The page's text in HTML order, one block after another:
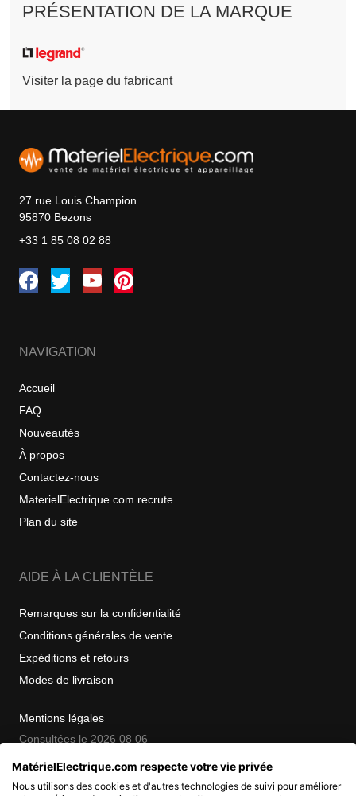
PRÉSENTATION DE LA MARQUE
Visiter la page du fabricant
27 rue Louis Champion
95870 Bezons
+33 1 85 08 02 88
NAVIGATION
Accueil
FAQ
Nouveautés
À propos
Contactez-nous
MaterielElectrique.com recrute
Plan du site
AIDE À LA CLIENTÈLE
Remarques sur la confidentialité
Conditions générales de vente
Expéditions et retours
Modes de livraison
Mentions légales
Consultées le 2026 08 06
COPYRIGHT
MatérielElectrique.com respecte votre vie privée
Nous utilisons des cookies et d'autres technologies de suivi pour améliorer